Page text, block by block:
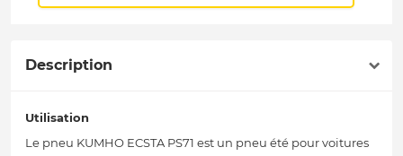
Description
Utilisation
Le pneu KUMHO ECSTA PS71 est un pneu été pour voitures